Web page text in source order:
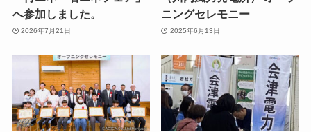
へ参加しました。
2026年7月21日
ニングセレモニー
2025年6月13日